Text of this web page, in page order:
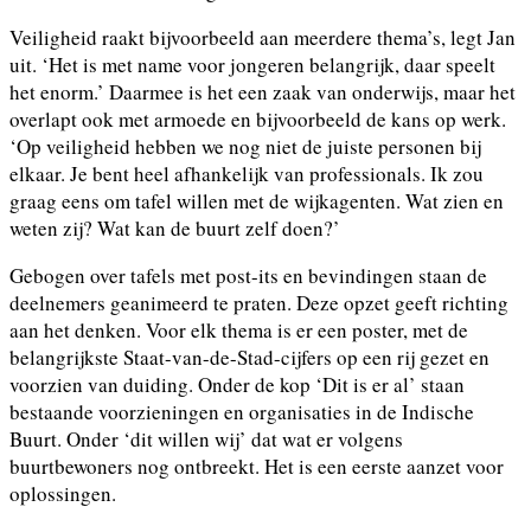
Veiligheid raakt bijvoorbeeld aan meerdere thema’s, legt Jan
uit. ‘Het is met name voor jongeren belangrijk, daar speelt
het enorm.’ Daarmee is het een zaak van onderwijs, maar het
overlapt ook met armoede en bijvoorbeeld de kans op werk.
‘Op veiligheid hebben we nog niet de juiste personen bij
elkaar. Je bent heel afhankelijk van professionals. Ik zou
graag eens om tafel willen met de wijkagenten. Wat zien en
weten zij? Wat kan de buurt zelf doen?’
Gebogen over tafels met post-its en bevindingen staan de
deelnemers geanimeerd te praten. Deze opzet geeft richting
aan het denken. Voor elk thema is er een poster, met de
belangrijkste Staat-van-de-Stad-cijfers op een rij gezet en
voorzien van duiding. Onder de kop ‘Dit is er al’ staan
bestaande voorzieningen en organisaties in de Indische
Buurt. Onder ‘dit willen wij’ dat wat er volgens
buurtbewoners nog ontbreekt. Het is een eerste aanzet voor
oplossingen.